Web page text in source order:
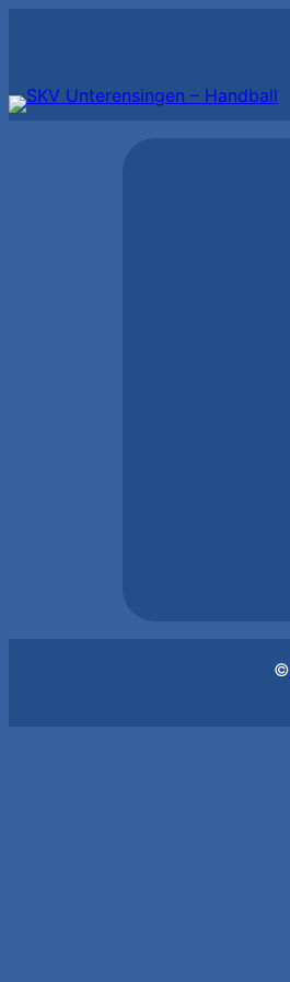
springen
©